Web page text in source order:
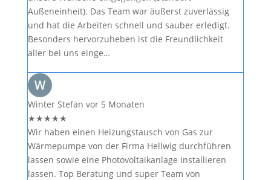
Außeneinheit). Das Team war äußerst zuverlässig
und hat die Arbeiten schnell und sauber erledigt.
Besonders hervorzuheben ist die Freundlichkeit
aller bei uns einge…
Winter Stefan vor 5 Monaten
★★★★★
Wir haben einen Heizungstausch von Gas zur
Wärmepumpe von der Firma Hellwig durchführen
lassen sowie eine Photovoltaikanlage installieren
lassen. Top Beratung und super Team von